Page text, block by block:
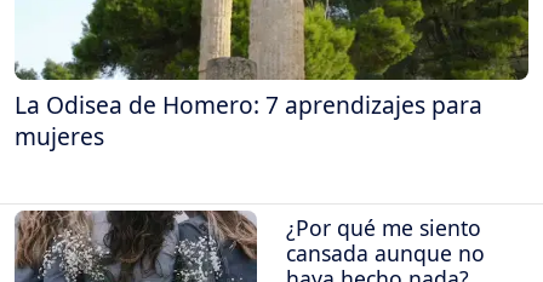
La Odisea de Homero: 7 aprendizajes para
mujeres
¿Por qué me siento
cansada aunque no